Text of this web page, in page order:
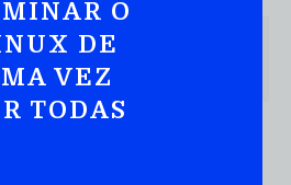
O
DE
VEZ
TODAS